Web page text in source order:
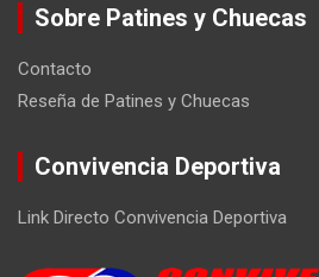
Sobre Patines y Chuecas
Contacto
Reseña de Patines y Chuecas
Convivencia Deportiva
Link Directo Convivencia Deportiva